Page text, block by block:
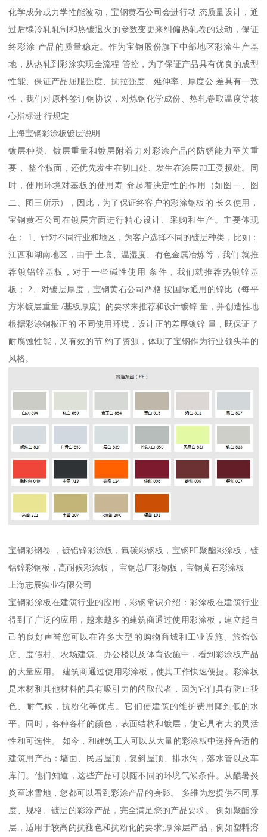
化学成分或力学性能波动，宝钢黄石公司会进行动 态质量设计，通
过后续冷轧轧制和热镀退火的参数变更来纠偏热轧卷的波动，保证
终彩涂 产品的质量稳定。作为宝钢股份旗下中部地区彩涂生产基
地，从热轧到彩涂实现全流程 管控，为了保证产品具有优良的成型
性能、保证产品屈服强度、抗拉强度、延伸率、厚度公 差具有一致
性，我们对原料签订钢协议，对炼钢化学成份、热轧卷取温度等核
心指标进 行规定
上海宝钢彩涂板镀层说明
镀层种类、镀层重量和镀层附着力对彩涂产品的防锈能力至关重
要， 整个板面，还优先发生在切口处、发生在涂层加工受损处。同
时，使用环境对基板的使用寿 命起着决定性的作用（如图一、图
二、图三所示），因此，为了保证终客户的彩涂钢板的 长久使用，
宝钢黄石公司在镀层方面进行精心设计、采购和生产。主要体现
在： 1、针对不同行业和地区，为客户选择不同的镀层种类，比如：
江西和湖南地区，由于 土壤、温湿度、有色金属冶炼等，我们 就推
荐镀铝锌基板，对于一些碱性使用 条件，我们就推荐热镀锌基
板； 2、对镀层厚度，宝钢黄石公司严格 按国际通用的锌比（每平
方米镀层重量 /基板厚度）的要求来推荐和设计镀锌 量，并创造性地
根据彩涂钢板正的 不同使用环境，设计正的差厚镀锌 量，既保证了
耐腐蚀性能，又有效的节 约了资源，体现了宝钢作为行业领头羊的
风格。
宝钢彩钢卷 ，镀铝锌彩涂板，氟碳彩钢板，宝钢PE聚酯彩涂板，镀
铝锌彩钢板，高耐候彩涂板， 宝钢总厂彩钢板，宝钢黄石彩涂板
上海志辰实业有限公司
宝钢彩涂板在建筑行业的应用，彩钢常识介绍：彩涂板在建筑行业
得到了广泛的应用，越来越多的建筑商通过使用彩涂板，建立起自
己的良好声誉您可以在许多大型的购物商城和工业设施、旅馆饭
店、度假村、农场建筑、办公楼以及体育设施中，看到彩涂板产品
的大量应用。 建筑商通过使用彩涂板，使其工作快速便捷。彩涂板
是木材和其他材料的具有吸引力的的取代者，因为它们具有防止褪
色、耐气候，抗粉化等优点。它们使建筑的维护费用降到低的水
平。同时，各种各样的颜色，表面结构和镀层，使它具有大的灵活
性和可选性。 如今，和建筑工人可以从大量的彩涂板中选择合适的
建筑用产品：墙面、民居屋顶，复斜屋顶、排水沟，落水管以及车
库门。他们知道，这些产品可以随不同的环境气候条件。从酷暑炎
炎至冰雪地，您都可以看到彩涂产品的身影。 多维为您提供不同厚
度、规格、镀层的彩涂产品，完全满足您的产品要求。 例如聚酯涂
层，适用于较高的抗褪色和抗粉化的要求;厚涂层产品，例如塑料溶